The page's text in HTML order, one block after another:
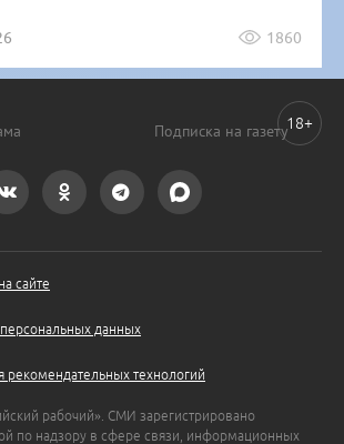
1860
Подписка на газету
сайте
данных
рекомендательных технологий
рабочий». СМИ зарегистрировано
по надзору в сфере связи, информационных
18+